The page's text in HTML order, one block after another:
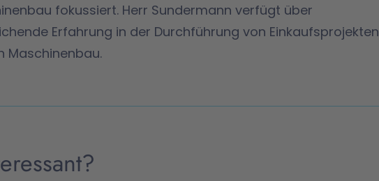
fokussiert. Herr Sundermann verfügt über
Erfahrung in der Durchführung von Einkaufsprojekten
Maschinenbau.